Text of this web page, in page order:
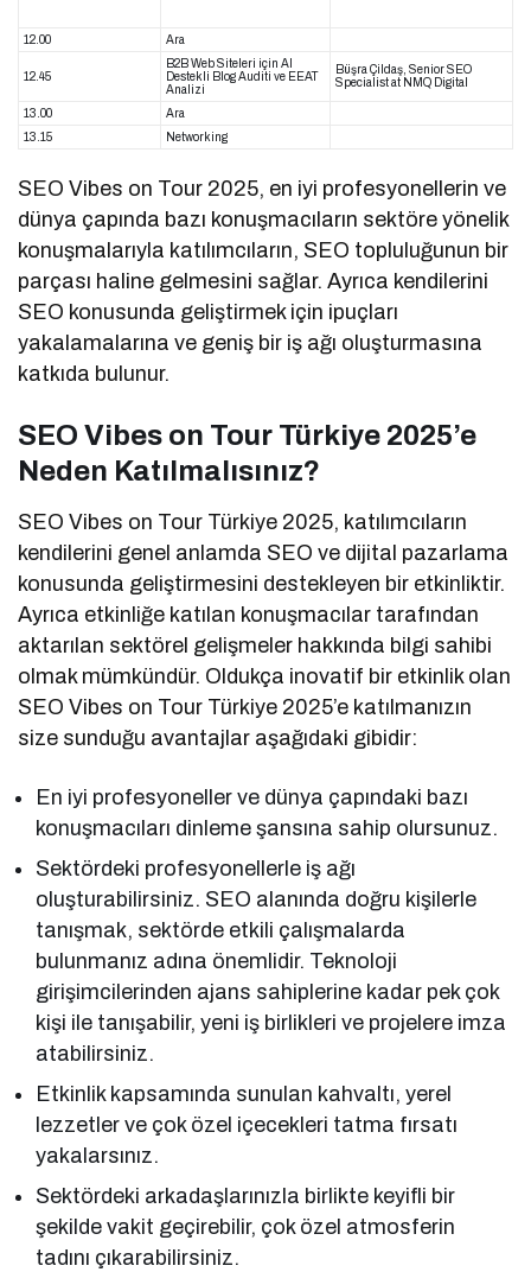
12.00 Ara
12.45
B2B Web Siteleri için Al
Destekli Blog Auditi ve EEAT
Analizi
Büşra Çildaş, Senior SEO
Specialist at NMQ Digital
13.00
Ara
13.15
Networking
SEO Vibes on Tour 2025, en iyi profesyonellerin ve
dünya çapında bazı konuşmacıların sektöre yönelik
konuşmalarıyla katılımcıların, SEO topluluğunun bir
parçası haline gelmesini sağlar. Ayrıca kendilerini
SEO konusunda geliştirmek için ipuçları
yakalamalarına ve geniş bir iş ağı oluşturmasına
katkıda bulunur.
SEO Vibes on Tour Türkiye 2025’e
Neden Katılmalısınız?
SEO Vibes on Tour Türkiye 2025, katılımcıların
kendilerini genel anlamda SEO ve dijital pazarlama
konusunda geliştirmesini destekleyen bir etkinliktir.
Ayrıca etkinliğe katılan konuşmacılar tarafından
aktarılan sektörel gelişmeler hakkında bilgi sahibi
olmak mümkündür. Oldukça inovatif bir etkinlik olan
SEO Vibes on Tour Türkiye 2025’e katılmanızın
size sunduğu avantajlar aşağıdaki gibidir:
En iyi profesyoneller ve dünya çapındaki bazı
konuşmacıları dinleme şansına sahip olursunuz.
Sektördeki profesyonellerle iş ağı
oluşturabilirsiniz. SEO alanında doğru kişilerle
tanışmak, sektörde etkili çalışmalarda
bulunmanız adına önemlidir. Teknoloji
girişimcilerinden ajans sahiplerine kadar pek çok
kişi ile tanışabilir, yeni iş birlikleri ve projelere imza
atabilirsiniz.
Etkinlik kapsamında sunulan kahvaltı, yerel
lezzetler ve çok özel içecekleri tatma fırsatı
yakalarsınız.
Sektördeki arkadaşlarınızla birlikte keyifli bir
şekilde vakit geçirebilir, çok özel atmosferin
tadını çıkarabilirsiniz.